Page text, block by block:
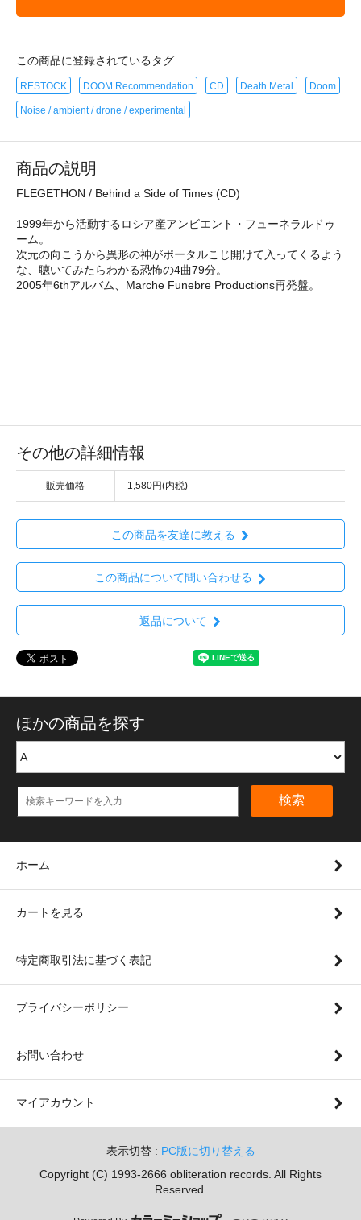
この商品に登録されているタグ
RESTOCK DOOM Recommendation CD Death Metal Doom
Noise / ambient / drone / experimental
商品の説明
FLEGETHON / Behind a Side of Times (CD)
1999年から活動するロシア産アンビエント・フューネラルドゥ
ーム。
次元の向こうから異形の神がポータルこじ開けて入ってくるよう
な、聴いてみたらわかる恐怖の4曲79分。
2005年6thアルバム、Marche Funebre Productions再発盤。
その他の詳細情報
販売価格 1,580円(内税)
この商品を友達に教える
この商品について問い合わせる
返品について
ほかの商品を探す
検索
ホーム
カートを見る
特定商取引法に基づく表記
プライバシーポリシー
お問い合わせ
マイアカウント
表示切替 : PC版に切り替える
Copyright (C) 1993-2666 obliteration records. All Rights
Reserved.